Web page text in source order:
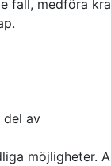
fall, medföra
del av
möjligheter.